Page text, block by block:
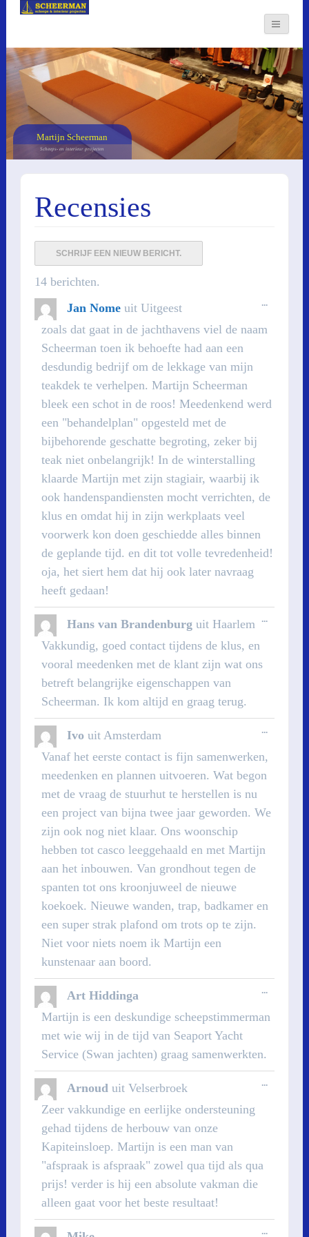
Martijn Scheerman
Scheeps- en interieur projecten
Recensies
14 berichten.
Jan Nome uit Uitgeest
zoals dat gaat in de jachthavens viel de naam
Scheerman toen ik behoefte had aan een
desdundig bedrijf om de lekkage van mijn
teakdek te verhelpen. Martijn Scheerman
bleek een schot in de roos! Meedenkend werd
een "behandelplan" opgesteld met de
bijbehorende geschatte begroting, zeker bij
teak niet onbelangrijk! In de winterstalling
klaarde Martijn met zijn stagiair, waarbij ik
ook handenspandiensten mocht verrichten, de
klus en omdat hij in zijn werkplaats veel
voorwerk kon doen geschiedde alles binnen
de geplande tijd. en dit tot volle tevredenheid!
oja, het siert hem dat hij ook later navraag
heeft gedaan!
...
Hans van Brandenburg uit Haarlem
Vakkundig, goed contact tijdens de klus, en
vooral meedenken met de klant zijn wat ons
betreft belangrijke eigenschappen van
Scheerman. Ik kom altijd en graag terug.
...
Ivo uit Amsterdam
Vanaf het eerste contact is fijn samenwerken,
meedenken en plannen uitvoeren. Wat begon
met de vraag de stuurhut te herstellen is nu
een project van bijna twee jaar geworden. We
zijn ook nog niet klaar. Ons woonschip
hebben tot casco leeggehaald en met Martijn
aan het inbouwen. Van grondhout tegen de
spanten tot ons kroonjuweel de nieuwe
koekoek. Nieuwe wanden, trap, badkamer en
een super strak plafond om trots op te zijn.
Niet voor niets noem ik Martijn een
kunstenaar aan boord.
...
Art Hiddinga
Martijn is een deskundige scheepstimmerman
met wie wij in de tijd van Seaport Yacht
Service (Swan jachten) graag samenwerkten.
...
Arnoud uit Velserbroek
Zeer vakkundige en eerlijke ondersteuning
gehad tijdens de herbouw van onze
Kapiteinsloep. Martijn is een man van
"afspraak is afspraak" zowel qua tijd als qua
prijs! verder is hij een absolute vakman die
alleen gaat voor het beste resultaat!
...
...